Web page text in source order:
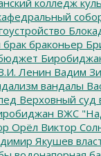
брак браконьер
Ленин Вадим
вандалы
Верховный суд
ВЖС
Орёл Виктор
Якушев